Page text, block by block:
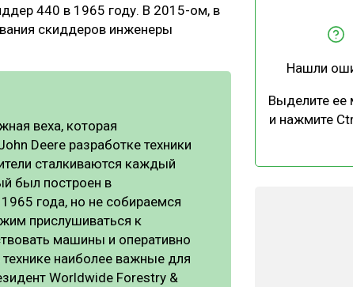
РЫНОК
ОТРАСЛЕВАЯ ДИСКУССИЯ
440 в 1965 году. В 2015-ом, в
скиддеров инженеры
веха, которая
Deere разработке техники
сталкиваются каждый
был построен в
года, но не собираемся
прислушиваться к
машины и оперативно
технике наиболее важные для
Worldwide Forestry &
Нашли
Выделите
и нажмите